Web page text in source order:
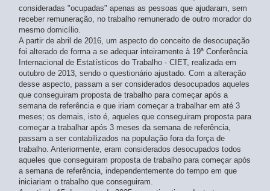
2º trimestre 2013 - atualizado em 15/08/2025
1º trimestre 2013 - atualizado em 15/08/2025
4º trimestre 2012
3º trimestre 2012- atualizado em 15/08/2025
2º trimestre 2012 - atualizado em 15/08/2025
1º trimestre 2012 - atualizado em 15/08/2025
consideradas "ocupadas" apenas as pessoas que ajudaram, sem
receber remuneração, no trabalho remunerado de outro morador do
mesmo domicílio.
A partir de abril de 2016, um aspecto do conceito de desocupação
foi alterado de forma a se adequar inteiramente à 19ª Conferência
Internacional de Estatísticos do Trabalho - CIET, realizada em
outubro de 2013, sendo o questionário ajustado. Com a alteração
desse aspecto, passam a ser considerados desocupados aqueles
que conseguiram proposta de trabalho para começar após a
semana de referência e que iriam começar a trabalhar em até 3
meses; os demais, isto é, aqueles que conseguiram proposta para
começar a trabalhar após 3 meses da semana de referência,
passam a ser contabilizados na população fora da força de
trabalho. Anteriormente, eram considerados desocupados todos
aqueles que conseguiram proposta de trabalho para começar após
a semana de referência, independentemente do tempo em que
iniciariam o trabalho que conseguiram.